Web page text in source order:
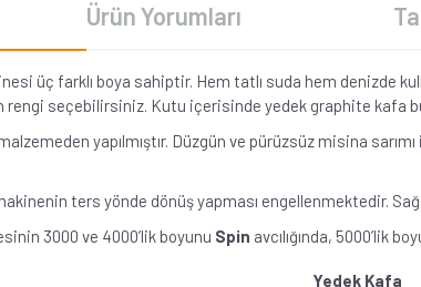
üç farklı boya sahiptir. Hem tatlı suda hem denizde
rengi seçebilirsiniz. Kutu içerisinde yedek graphite kafa
yapılmıştır. Düzgün ve pürüzsüz misina
ters yönde dönüş yapması engellenmektedir.
3000 ve 4000’lik boyunu Spin avcılığında, 5000’lik
Yedek Kafa
Ürün Yorumları